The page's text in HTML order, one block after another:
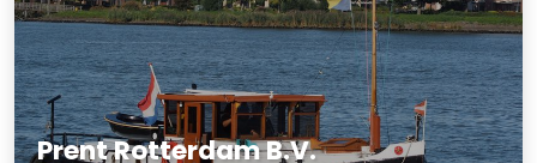
Prent Rotterdam B.V.